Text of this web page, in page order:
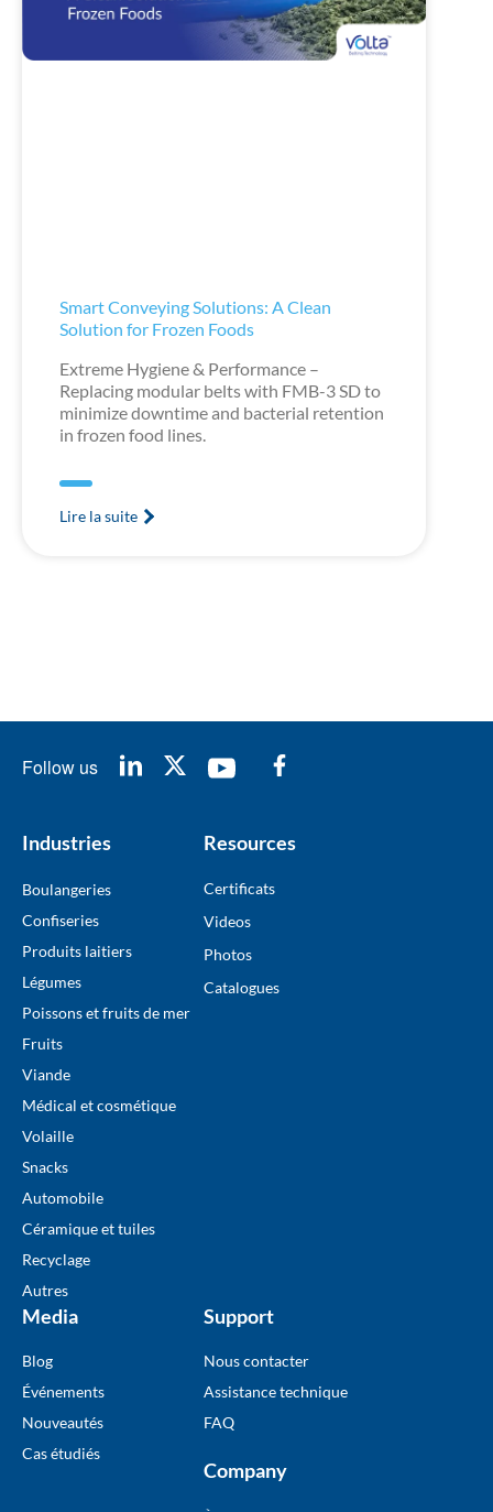
Smart Conveying Solutions: A Clean
Solution for Frozen Foods
Extreme Hygiene & Performance –
Replacing modular belts with FMB-3 SD to
minimize downtime and bacterial retention
in frozen food lines.
Lire la suite
Follow us
Industries
Boulangeries
Confiseries
Produits laitiers
Légumes
Poissons et fruits de mer
Fruits
Viande
Médical et cosmétique
Volaille
Snacks
Automobile
Céramique et tuiles
Recyclage
Autres
Resources
Certificats
Videos
Photos
Catalogues
Media
Blog
Événements
Nouveautés
Cas étudiés
Support
Nous contacter
Assistance technique
FAQ
Company